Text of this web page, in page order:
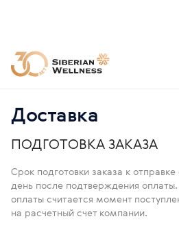
Доставка
ПОДГОТОВКА ЗАКАЗА
Срок подготовки заказа к
день после подтверждения
оплаты считается момент
на расчетный счет компании.